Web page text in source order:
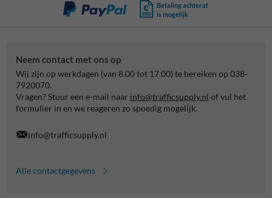
Betaling achteraf
is mogelijk
Neem contact met ons op
Wij zijn op werkdagen (van 8.00 tot 17.00) te bereiken op 038-
7920070.
Vragen? Stuur een e-mail naar info@trafficsupply.nl of vul het
formulier in en we reageren zo spoedig mogelijk.
info@trafficsupply.nl
Alle contactgegevens